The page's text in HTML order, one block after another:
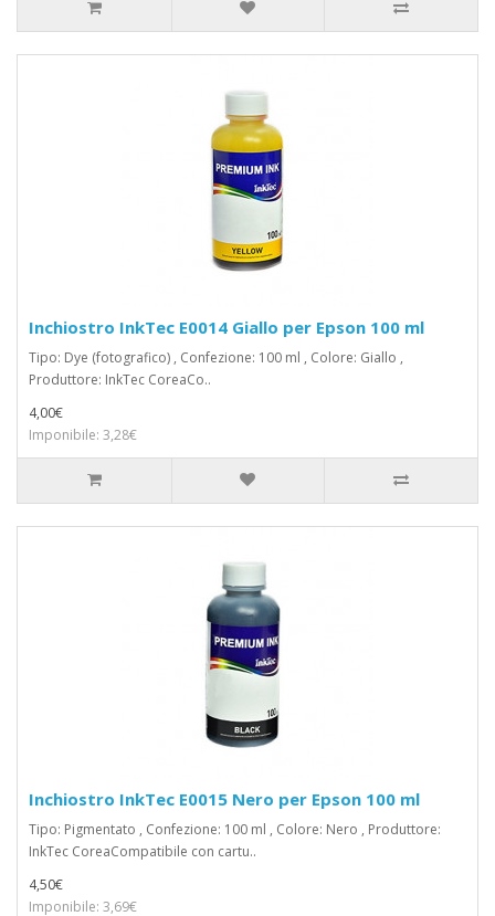
Inchiostro InkTec E0014 Giallo per Epson 100 ml
Tipo: Dye (fotografico) , Confezione: 100 ml , Colore: Giallo ,
Produttore: InkTec CoreaCo..
4,00€
Imponibile: 3,28€
Inchiostro InkTec E0015 Nero per Epson 100 ml
Tipo: Pigmentato , Confezione: 100 ml , Colore: Nero , Produttore:
InkTec CoreaCompatibile con cartu..
4,50€
Imponibile: 3,69€